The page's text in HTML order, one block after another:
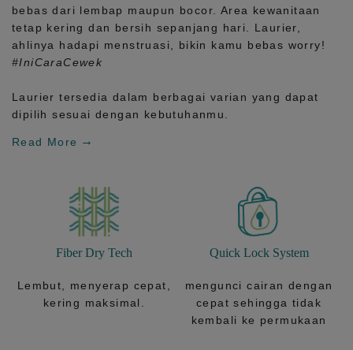
bebas dari lembap maupun bocor. Area kewanitaan
tetap kering dan bersih sepanjang hari.
Laurier,
ahlinya hadapi menstruasi, bikin kamu bebas worry!
#IniCaraCewek
Laurier tersedia dalam berbagai varian yang dapat
dipilih sesuai dengan kebutuhanmu.
Read More
Fiber Dry Tech
Lembut, menyerap cepat,
kering maksimal.
Quick Lock System
mengunci cairan dengan
cepat sehingga tidak
kembali ke permukaan